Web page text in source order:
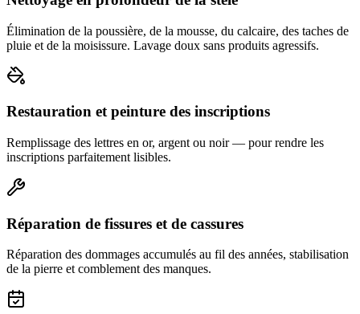
Élimination de la poussière, de la mousse, du calcaire, des taches de
pluie et de la moisissure. Lavage doux sans produits agressifs.
Restauration et peinture des inscriptions
Remplissage des lettres en or, argent ou noir — pour rendre les
inscriptions parfaitement lisibles.
Réparation de fissures et de cassures
Réparation des dommages accumulés au fil des années, stabilisation
de la pierre et comblement des manques.